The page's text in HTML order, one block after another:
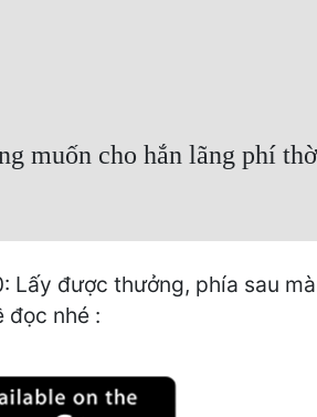
muốn cho hắn lãng phí
Lấy được thưởng, phía sau
đọc nhé :